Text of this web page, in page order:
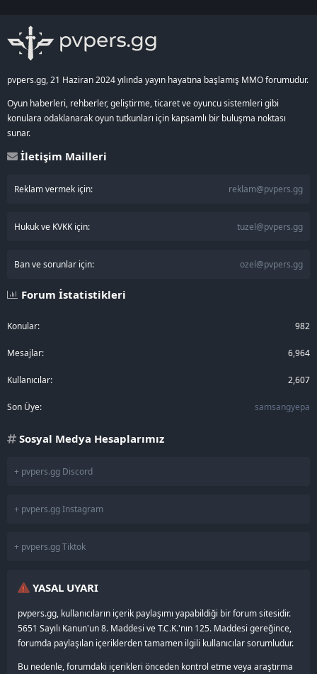
pvpers.gg, 21 Haziran 2024 yılında yayın hayatına başlamış MMO forumudur.
Oyun haberleri, rehberler, geliştirme, ticaret ve oyuncu sistemleri gibi
konulara odaklanarak oyun tutkunları için kapsamlı bir buluşma noktası
sunar.
İletişim Mailleri
Reklam vermek için: reklam@pvpers.gg
Hukuk ve KVKK için: tuzel@pvpers.gg
Ban ve sorunlar için: ozel@pvpers.gg
Forum İstatistikleri
Konular 982
Mesajlar 6,964
Kullanıcılar 2,607
Son Üye samsangyepa
Sosyal Medya Hesaplarımız
+ pvpers.gg Discord
+ pvpers.gg Instagram
+ pvpers.gg Tiktok
YASAL UYARI
pvpers.gg, kullanıcıların içerik paylaşımı yapabildiği bir forum sitesidir.
5651 Sayılı Kanun'un 8. Maddesi ve T.C.K.'nın 125. Maddesi gereğince,
forumda paylaşılan içeriklerden tamamen ilgili kullanıcılar sorumludur.
Bu nedenle, forumdaki içerikleri önceden kontrol etme veya araştırma